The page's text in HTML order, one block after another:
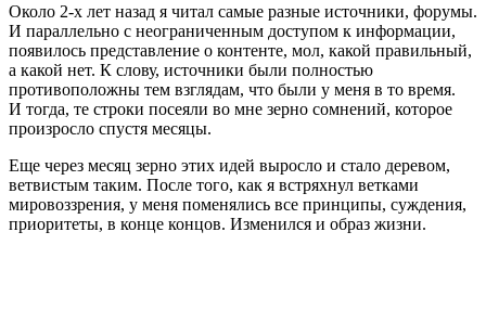
Около 2-х лет назад я читал самые разные источники, форумы.
И параллельно с неограниченным доступом к информации,
появилось представление о контенте, мол, какой правильный,
а какой нет. К слову, источники были полностью
противоположны тем взглядам, что были у меня в то время.
И тогда, те строки посеяли во мне зерно сомнений, которое
произросло спустя месяцы.
Еще через месяц зерно этих идей выросло и стало деревом,
ветвистым таким. После того, как я встряхнул ветками
мировоззрения, у меня поменялись все принципы, суждения,
приоритеты, в конце концов. Изменился и образ жизни.